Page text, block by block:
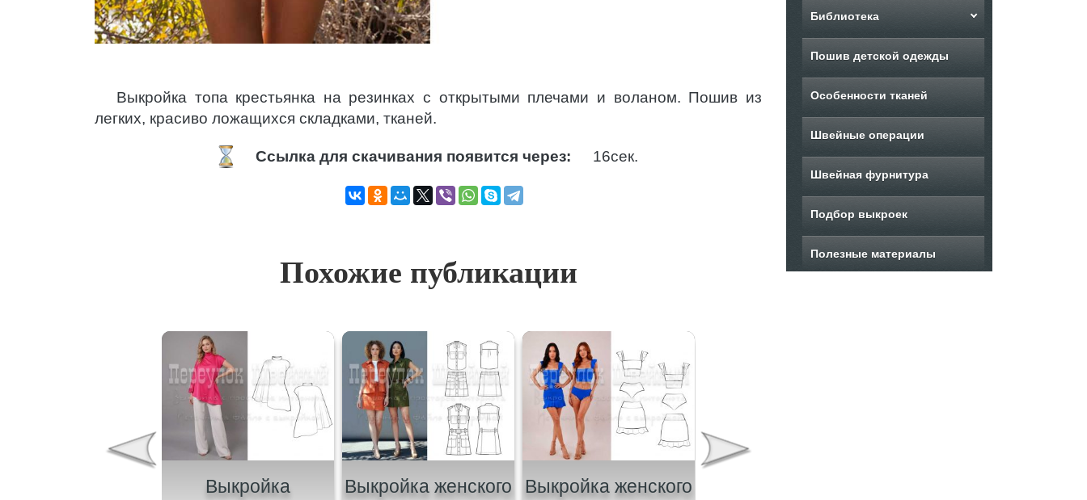
Выкройка топа крестьянка на резинках с открытыми плечами и воланом. Пошив из
легких, красиво ложащихся складками, тканей.
Ссылка для скачивания появится через: 15сек.
Похожие публикации
Выкройка
Выкройка женского
Выкройка женского
Библиотека
Пошив детской одежды
Особенности тканей
Швейные операции
Швейная фурнитура
Подбор выкроек
Полезные материалы